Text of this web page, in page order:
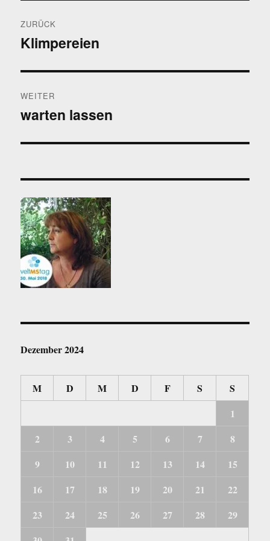
ZURÜCK
Vorheriger
Klimpereien
WEITER
Nächster
warten lassen
Dezember 2024
M D M D F S
S
1
2
3 4 5 6 7
8
9
10 11 12 13 14
15
16
17 18 19 20 21
22
23
24 25 26 27 28
29